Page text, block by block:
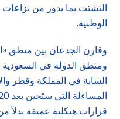
التشتت بما يدور من نزاعات
الوطنية.
وقارن الجدعان بين منطق
ومنطق الدولة في السعودية
الشابة في المملكة وقطر
قرارات هيكلية عميقة بدلاً